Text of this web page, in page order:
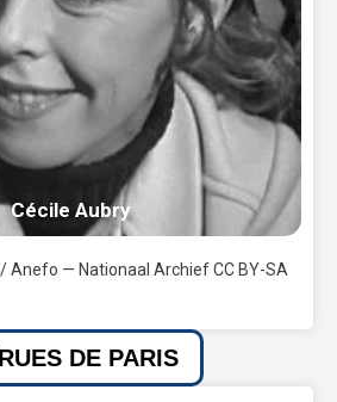
Cécile Aubry
Anefo — Nationaal Archief CC BY-SA
RUES DE PARIS